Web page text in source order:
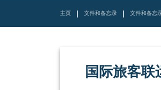
主页 | 文件和备忘录 | 文件和备忘
国际旅客联